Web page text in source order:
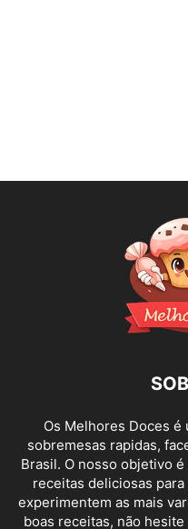
Os Melhores Doces
sobremesas rapidas,
Brasil. O nosso objetivo
receitas deliciosas
experimentem as mais
boas receitas, não